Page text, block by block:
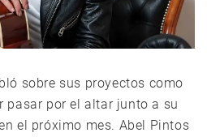
sobre sus proyectos como
pasar por el altar junto a su
el próximo mes. Abel Pintos